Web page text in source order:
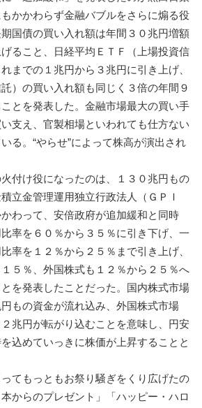
かかわらず金融バブルをさらに煽る役
国債の買い入れ額は年間３０兆円増額
ること、日経平均ＥＴＦ（上場投資信
までの１兆円から３兆円に引き上げ、
）の買い入れ額も同じく３倍の年間９
とを発表した。金融市場最大の買い手
支え、官製相場といわれても仕方ない
る。“やらせ”によって株高が演出され
付け役になったのは、１３０兆円もの
立金管理運用独立行政法人（ＧＰＩ
わって、安倍政府が追加緩和と同時
率を６０％から３５％に引き下げ、一
率を１２％から２５％まで引き上げ、
５％、外国株式も１２％から２５％へ
を発表したことだった。国内株式市場
もの資金が流れ込み、外国株式市場
２兆円が転がり込むことを意味し、円安
込めていっきに株価が上昇することと
てもっともお祭り騒ぎをくり広げたの
からのプレゼント」「ハッピー・ハロ